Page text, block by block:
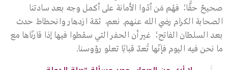
صحيحٌ حقًّا؛ فهُم مَن أدّوا الأمانة على أكمل وجه بعد سادتنا
الصحابة الكرام رضي الله عنهم. نعم، ثمّة ازدهار وانحطاط حدث
بعد السلطان الفاتح؛ غير أن الحفر التي سقطوا فيها إذا قارنّاها مع
ما نحن فيه اليوم فإنّها تُعدّ قبابًا تعلو رؤوسنا.